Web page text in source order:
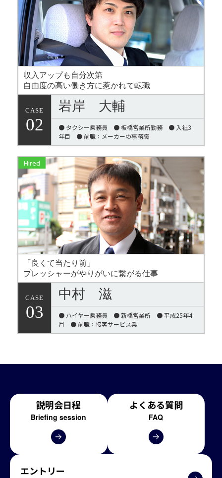
収入アップも自分次第
自由度の高い働き方に惹かれて転職
CASE
02
岩岸 大輔
● タクシー乗務員 ● 板橋営業所勤務 ● 入社3
年目 ● 前職：メーカーの事務職
Hired
「良くて当たり前」
プレッシャーがやりがいに繋がる仕事
CASE
03
中村 滋
● ハイヤー乗務員 ● 新橋営業所 ● 平成25年4
月 ● 前職：接客サービス業
説明会日程
Briefing session
よくある質問
FAQ
エントリー